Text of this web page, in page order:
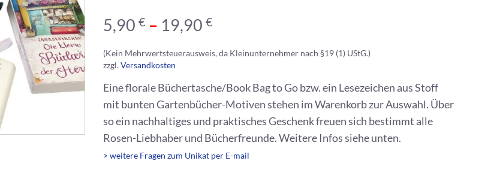
5,90 € – 19,90 €
(Kein Mehrwertsteuerausweis, da Kleinunternehmer nach §19 (1) UStG.)
zzgl.Versandkosten
Eine florale Büchertasche/Book Bag to Go bzw. ein Lesezeichen aus Stoff
mit bunten Gartenbücher-Motiven stehen im Warenkorb zur Auswahl. Über
so ein nachhaltiges und praktisches Geschenk freuen sich bestimmt alle
Rosen-Liebhaber und Bücherfreunde. Weitere Infos siehe unten.
> weitere Fragen zum Unikat per E-mail